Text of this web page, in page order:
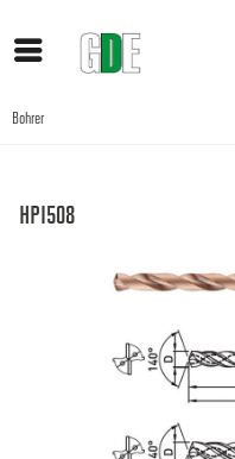
Bohrer
HPI508